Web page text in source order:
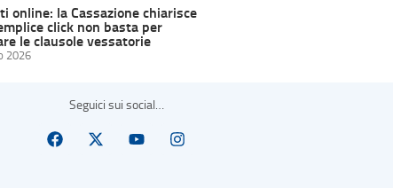
online: la Cassazione chiarisce
click non basta per
le clausole vessatorie
2026
Seguici sui social…